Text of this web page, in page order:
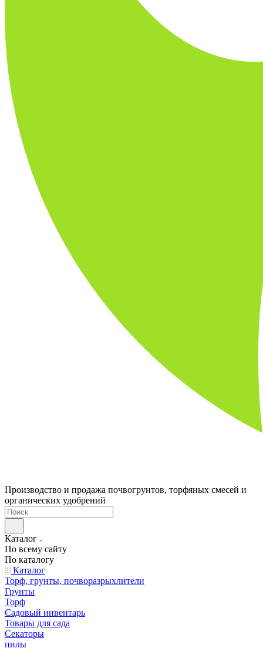
Производство и продажа почвогрунтов, торфяных смесей и
органических удобрений
Каталог
По всему сайту
По каталогу
Каталог
Торф, грунты, почворазрыхлители
Грунты
Торф
Садовый инвентарь
Товары для сада
Секаторы
пилы